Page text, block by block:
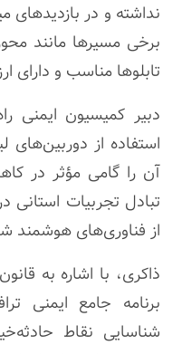
نداشته و در بازدیدهای
برخی مسیرها مانند
تابلوها مناسب و دارای
دبیر کمیسیون ایمنی
استفاده از دوربین‌های
آن را گامی مؤثر در
تبادل تجربیات استانی
از فناوری‌های هوشمند
ذاکری، با اشاره به
برنامه جامع ایمنی
شناسایی نقاط